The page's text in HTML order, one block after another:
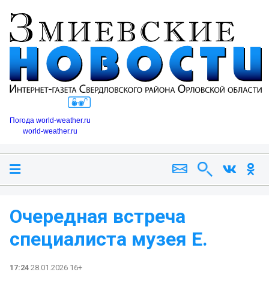
Погода world-weather.ru
world-weather.ru
Очередная встреча
специалиста музея Е.
17:24 28.01.2026 16+